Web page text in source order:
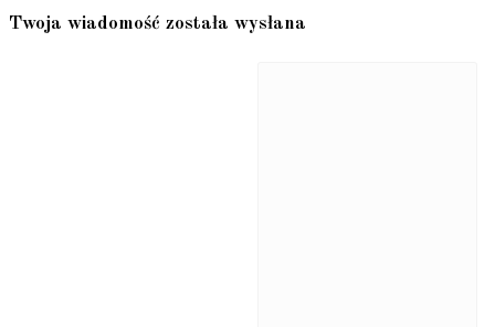
Twoja wiadomość została wysłana